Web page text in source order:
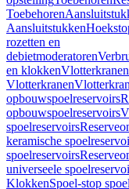
Toebehoren
Aansluitstukken
rozetten en
debietmoderatoren
en klokkenVlotterkranen
Vlotterkranen
opbouwspoelreservoirs
opbouwspoelreservoirs
spoelreservoirs
keramische
spoelreservoirs
universeele
KlokkenSpoel-stop